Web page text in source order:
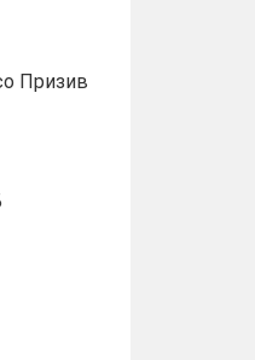
Призив